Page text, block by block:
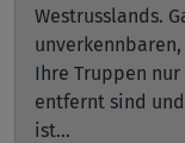
Westrusslands.
Ihre Truppen
entfernt sind
ist...